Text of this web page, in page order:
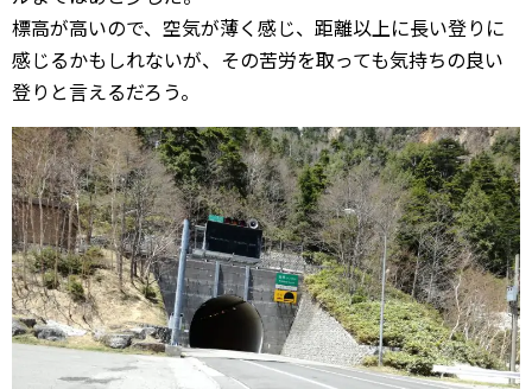
標高が高いので、空気が薄く感じ、距離以上に長い登りに
感じるかもしれないが、その苦労を取っても気持ちの良い
登りと言えるだろう。